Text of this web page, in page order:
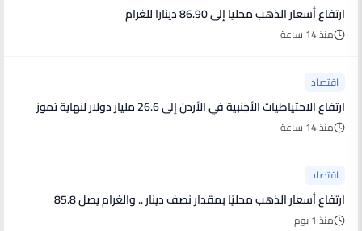
ارتفاع أسعار الذهب محليا إلى 86.90 دينارا للغرام
منذ 14 ساعة
اقتصاد
ارتفاع الاحتياطيات الأجنبية في الأردن إلى 26.6 مليار دولار لنهاية تموز
منذ 14 ساعة
اقتصاد
ارتفاع أسعار الذهب محليًا بمقدار نصف دينار .. والغرام يصل 85.8
منذ 1 يوم